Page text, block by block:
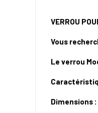
VERROU
Vous
Le verrou
Dimensions